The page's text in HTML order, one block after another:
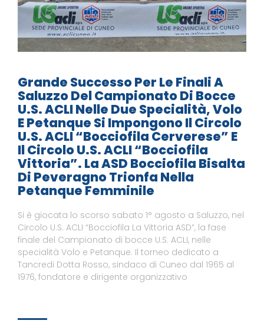
Grande Successo Per Le Finali A
Saluzzo Del Campionato Di Bocce
U.S. ACLI Nelle Due Specialità, Volo
E Petanque Si Impongono Il Circolo
U.S. ACLI “Bocciofila Cerverese” E
Il Circolo U.S. ACLI “Bocciofila
Vittoria”. La ASD Bocciofila Bisalta
Di Peveragno Trionfa Nella
Petanque Femminile
Si è giocata lo scorso sabato 1° agosto a Saluzzo, nel
Circolo U.S. ACLI “Bocciofila La Vittoria ASD”, la fase
finale del Campionato di bocce U.S. ACLI, nelle
specialità Volo e Petanque. Il torneo dedicato a
Tancredi Dotta Rosso, sindaco di Cuneo dal 1965 al
1976, fondatore e dirigente organizzativo